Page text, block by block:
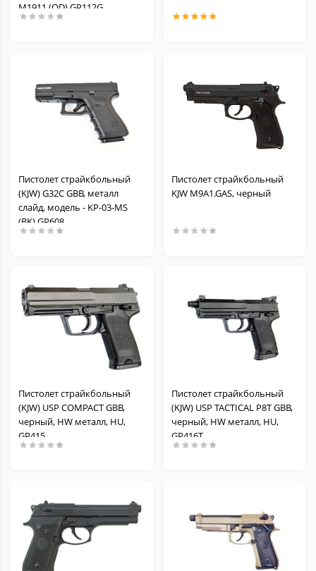
M1911 (OD) GP112G
Пистолет страйкбольный
(KJW) G32C GBB, металл
слайд, модель - KP-03-MS
(BK) GP608
Пистолет страйкбольный
KJW M9A1.GAS, черный
Пистолет страйкбольный
(KJW) USP COMPACT GBB,
черный, HW металл, HU,
GP415
Пистолет страйкбольный
(KJW) USP TACTICAL P8T GBB,
черный, HW металл, HU,
GP416T